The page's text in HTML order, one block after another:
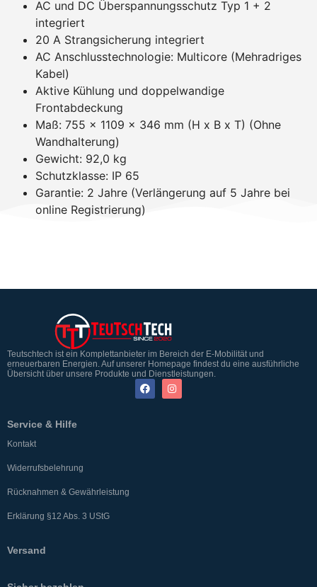
AC und DC Überspannungsschutz Typ 1 + 2
integriert
20 A Strangsicherung integriert
AC Anschlusstechnologie: Multicore (Mehradriges
Kabel)
Aktive Kühlung und doppelwandige
Frontabdeckung
Maß: 755 x 1109 x 346 mm (H x B x T) (Ohne
Wandhalterung)
Gewicht: 92,0 kg
Schutzklasse: IP 65
Garantie: 2 Jahre (Verlängerung auf 5 Jahre bei
online Registrierung)
Teutschtech ist ein Komplettanbieter im Bereich der E-Mobilität und
erneuerbaren Energien. Auf unserer Homepage findest du eine ausführliche
Übersicht über unsere Produkte und Dienstleistungen.
Service & Hilfe
Kontakt
Widerrufsbelehrung
Rücknahmen & Gewährleistung
Erklärung §12 Abs. 3 UStG
Versand